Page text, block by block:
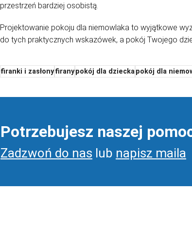
przestrzeń bardziej osobistą.
Projektowanie pokoju dla niemowlaka to wyjątkowe
do tych praktycznych wskazówek, a pokój Twojego
firanki i zasłonyfiranypokój dla dzieckapokój dla
Potrzebujesz naszej
Zadzwoń do nas lub napisz maila